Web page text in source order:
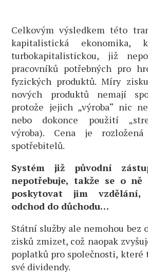
Celkovým výsledkem této
kapitalistická ekonomika,
turbokapitalistickou, již
pracovníků potřebných pro
fyzických produktů. Míry
nových produktů nemají
protože jejich „výroba“ nic
nebo dokonce použití
výroba). Cena je
spotřebitelů.
Systém již původní
nepotřebuje, takže se o
poskytovat jim
odchod do důchodu…
Státní služby ale nemohou bez
zisků zmizet, což naopak
poplatků pro společnosti, které
své dividendy.